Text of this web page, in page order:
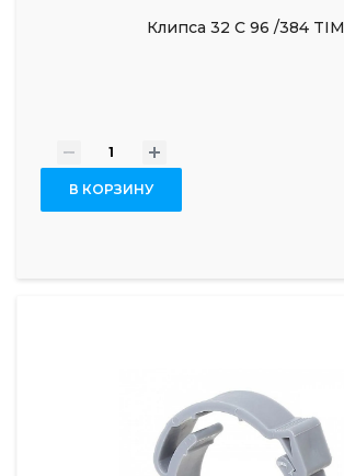
Клипса 32 С 96 /384 TIM
- +
В КОРЗИНУ